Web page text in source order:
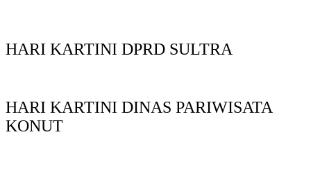
HARI KARTINI DPRD SULTRA
HARI KARTINI DINAS PARIWISATA
KONUT